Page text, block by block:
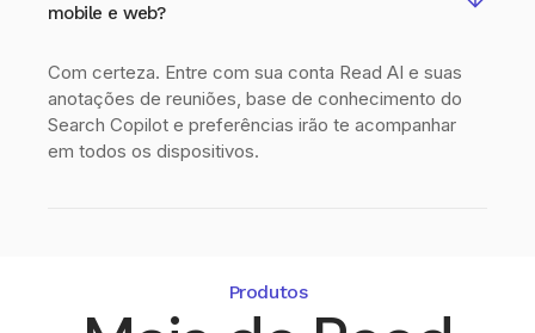
mobile e web?
Com certeza. Entre com sua conta Read AI e suas
anotações de reuniões, base de conhecimento do
Search Copilot e preferências irão te acompanhar
em todos os dispositivos.
Produtos